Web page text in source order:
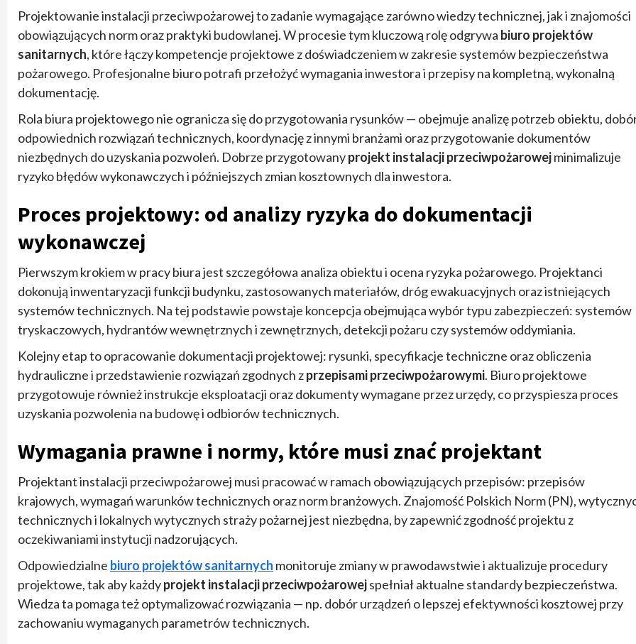
Projektowanie instalacji przeciwpożarowej to zadanie wymagające zarówno wiedzy technicznej, jak i znajomości
obowiązujących norm oraz praktyki budowlanej. W procesie tym kluczową rolę odgrywa biuro projektów
sanitarnych, które łączy kompetencje projektowe z doświadczeniem w zakresie systemów bezpieczeństwa
pożarowego. Profesjonalne biuro potrafi przełożyć wymagania inwestora i przepisy na kompletną, wykonalną
dokumentację.
Rola biura projektowego nie ogranicza się do przygotowania rysunków — obejmuje analizę potrzeb obiektu,
odpowiednich rozwiązań technicznych, koordynację z innymi branżami oraz przygotowanie dokumentów
niezbędnych do uzyskania pozwoleń. Dobrze przygotowanyprojekt instalacji przeciwpożarowejminimalizuje
ryzyko błędów wykonawczych i późniejszych zmian kosztownych dla inwestora.
Proces projektowy: od analizy ryzyka do dokumentacji
wykonawczej
Pierwszym krokiem w pracy biura jest szczegółowa analiza obiektu i ocena ryzyka pożarowego. Projektanci
dokonują inwentaryzacji funkcji budynku, zastosowanych materiałów, dróg ewakuacyjnych oraz istniejących
systemów technicznych. Na tej podstawie powstaje koncepcja obejmująca wybór typu zabezpieczeń: systemów
tryskaczowych, hydrantów wewnętrznych i zewnętrznych, detekcji pożaru czy systemów oddymiania.
Kolejny etap to opracowanie dokumentacji projektowej: rysunki, specyfikacje techniczne oraz obliczenia
hydrauliczne i przedstawienie rozwiązań zgodnych zprzepisami przeciwpożarowymi. Biuro projektowe
przygotowuje również instrukcje eksploatacji oraz dokumenty wymagane przez urzędy, co przyspiesza proces
uzyskania pozwolenia na budowę i odbiorów technicznych.
Wymagania prawne i normy, które musi znać projektant
Projektant instalacji przeciwpożarowej musi pracować w ramach obowiązujących przepisów: przepisów
krajowych, wymagań warunków technicznych oraz norm branżowych. Znajomość Polskich Norm (PN),
technicznych i lokalnych wytycznych straży pożarnej jest niezbędna, by zapewnić zgodność projektu z
oczekiwaniami instytucji nadzorujących.
Odpowiedzialne biuro projektów sanitarnych monitoruje zmiany w prawodawstwie i aktualizuje procedury
projektowe, tak aby każdyprojekt instalacji przeciwpożarowejspełniał aktualne standardy bezpieczeństwa.
Wiedza ta pomaga też optymalizować rozwiązania — np. dobór urządzeń o lepszej efektywności kosztowej przy
zachowaniu wymaganych parametrów technicznych.